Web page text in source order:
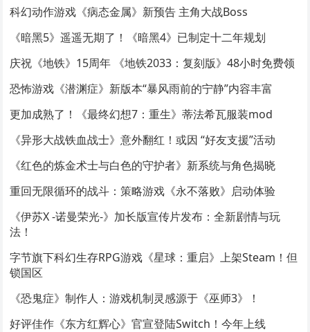
科幻动作游戏《病态金属》新预告 主角大战Boss
《暗黑5》遥遥无期了！《暗黑4》已制定十二年规划
庆祝《地铁》15周年 《地铁2033：复刻版》48小时免费领
恐怖游戏《潜渊症》新版本“暴风雨前的宁静”内容丰富
更加成熟了！《最终幻想7：重生》蒂法希瓦服装mod
《异形大战铁血战士》意外翻红！或因 “好友支援”活动
《红色的炼金术士与白色的守护者》新系统与角色揭晓
重回无限循环的战斗：策略游戏《永不落败》启动体验
《伊苏X -诺曼荣光-》加长版宣传片发布：全新剧情与玩
法！
字节旗下科幻生存RPG游戏《星球：重启》上架Steam！但
锁国区
《恐鬼症》制作人：游戏机制灵感源于《巫师3》！
好评佳作《东方红辉心》官宣登陆Switch！今年上线